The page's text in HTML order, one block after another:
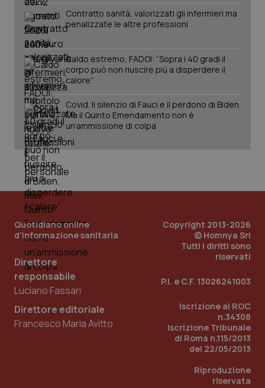
Contratto sanità, valorizzati gli infermieri ma
penalizzate le altre professioni
Caldo estremo, FADOI: “Sopra i 40 gradi il
corpo può non riuscire più a disperdere il
calore”
Covid. Il silenzio di Fauci e il perdono di Biden.
Ma il Quinto Emendamento non è
un’ammissione di colpa
Quotidiano online
d'informazione sanitaria
Direttore
responsabile
Luciano Fassari
Direttore editoriale
Francesco Maria Avitto
Copyright 2013-2026
© Homnya Srl
Tutti i diritti sono
riservati
P.I. e C.F. 13026241003
Iscrizione al ROC
n.34308
Iscrizione Tribunale
di Roma n.115/2013
del 22/05/2013
Riproduzione
riservata
www.quotidianosanita.it
_ga_KM60CM4NPH
Scadenza